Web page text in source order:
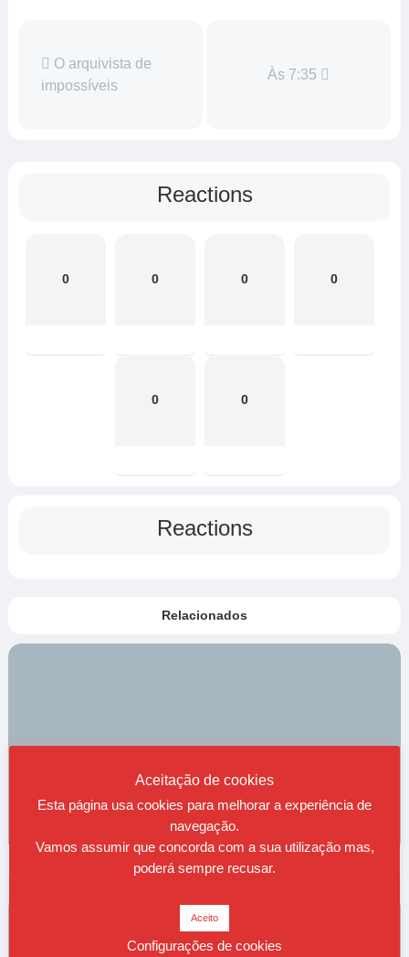
O arquivista de
impossíveis
Às 7:35
Reactions
0 0 0 0
0 0
Reactions
Relacionados
Aceitação de cookies
Esta página usa cookies para melhorar a experiência de
navegação.
Vamos assumir que concorda com a sua utilização mas,
poderá sempre recusar.
Aceito
Configurações de cookies